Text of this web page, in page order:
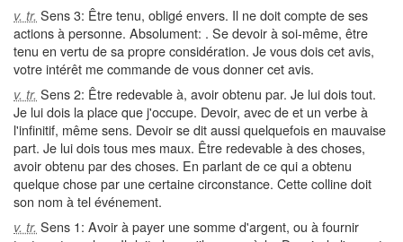
v. tr. Sens 3: Être tenu, obligé envers. Il ne doit compte de ses
actions à personne. Absolument: . Se devoir à soi-même, être
tenu en vertu de sa propre considération. Je vous dois cet avis,
votre intérêt me commande de vous donner cet avis.
v. tr. Sens 2: Être redevable à, avoir obtenu par. Je lui dois tout.
Je lui dois la place que j'occupe. Devoir, avec de et un verbe à
l'infinitif, même sens. Devoir se dit aussi quelquefois en mauvaise
part. Je lui dois tous mes maux. Être redevable à des choses,
avoir obtenu par des choses. En parlant de ce qui a obtenu
quelque chose par une certaine circonstance. Cette colline doit
son nom à tel événement.
v. tr. Sens 1: Avoir à payer une somme d'argent, ou à fournir